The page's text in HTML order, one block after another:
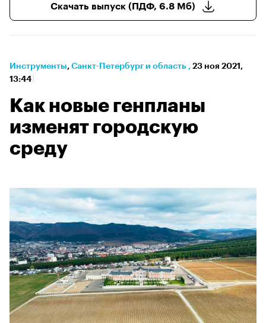
Скачать выпуск (ПДФ, 6.8 Мб)
Инструменты⁠, Санкт-Петербург и область , 23 ноя 2021,
13:44
Как новые генпланы
изменят городскую
среду